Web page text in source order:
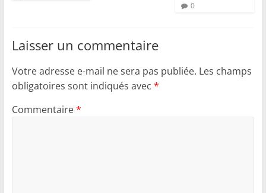
0
Laisser un commentaire
Votre adresse e-mail ne sera pas publiée. Les champs
obligatoires sont indiqués avec *
Commentaire*